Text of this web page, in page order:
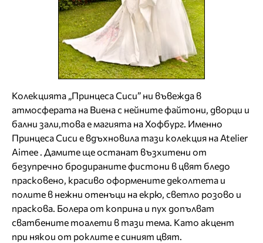
Колекцията „Принцеса Сиси” ни въвежда в
атмосферата на Виена с нейните файтони, дворци и
бални зали,това е магията на Хофбург. Именно
Принцеса Сиси е вдъхновила тази колекция на Atelier
Aimee . Дамите ще останат възхитени от
безупречно бродираните фистони в цвят бледо
прасковено, красиво оформените деколтета и
полите в нежни отенъци на екрю, светло розово и
праскова. Болера от коприна и пух допълват
сватбените тоалети в тази тема. Като акцент
при някои от роклите е синият цвят.